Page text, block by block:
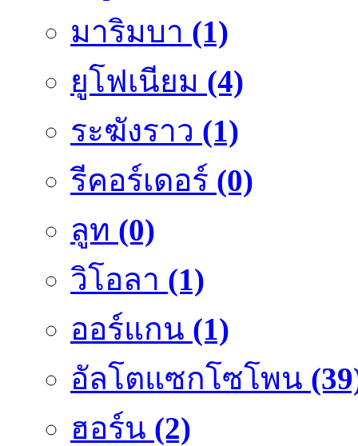
มาริมบา (1)
ยูโฟเนียม (4)
ระฆังราว (1)
รีคอร์เดอร์ (0)
ลูท (0)
วิโอลา (1)
ออร์แกน (1)
อัลโตแซกโซโพน
ฮอร์น (2)